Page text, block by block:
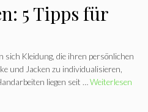
5 Tipps für
sich Kleidung, die ihren persönlichen
und Jacken zu individualisieren,
liegen seit …Weiterlesen